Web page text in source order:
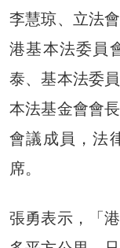
李慧琼、立法
港基本法委員
泰、基本法委
本法基金會會
會議成員，法
席。
張勇表示，「